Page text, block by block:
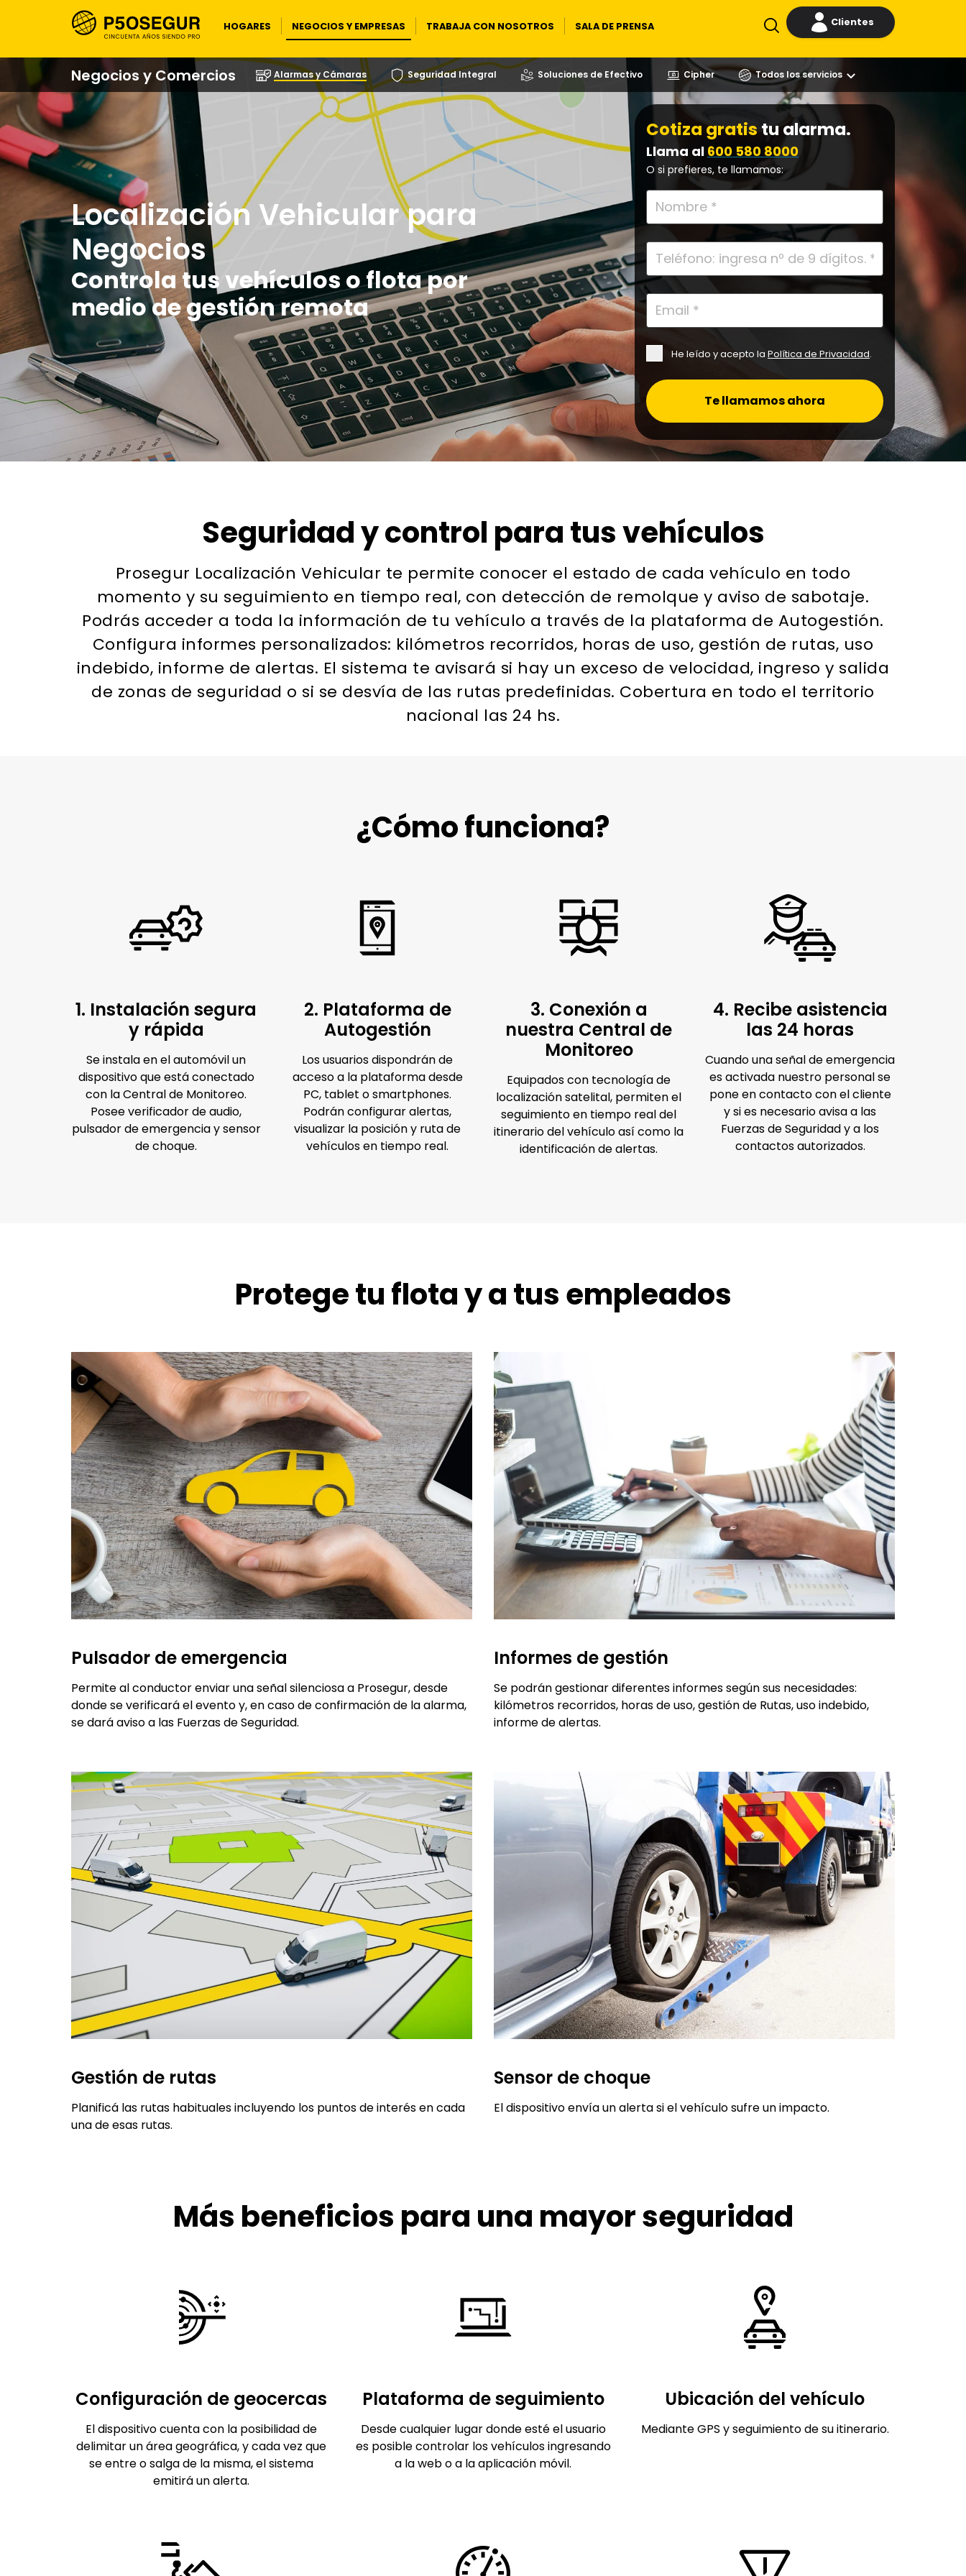
HOGARES NEGOCIOS Y EMPRESAS TRABAJA CON NOSOTROS SALA DE PRENSA Clientes
Negocios y Comercios Alarmas y Cámaras Seguridad Integral Soluciones de Efectivo Cipher Todos los servicios
Localización Vehicular para
Negocios
Controla tus vehículos o flota por
medio de gestión remota
Cotiza gratistu alarma.
Llama al 600 580 8000
O si prefieres, te llamamos:
He leído y acepto la Política de Privacidad.
Te llamamos ahora
Seguridad y control para tus vehículos
Prosegur Localización Vehicular te permite conocer el estado de cada vehículo en todo
momento y su seguimiento en tiempo real, con detección de remolque y aviso de sabotaje.
Podrás acceder a toda la información de tu vehículo a través de la plataforma de Autogestión.
Configura informes personalizados: kilómetros recorridos, horas de uso, gestión de rutas, uso
indebido, informe de alertas. El sistema te avisará si hay un exceso de velocidad, ingreso y salida
de zonas de seguridad o si se desvía de las rutas predefinidas. Cobertura en todo el territorio
nacional las 24 hs.
¿Cómo funciona?
1. Instalación segura
y rápida
Se instala en el automóvil un
dispositivo que está conectado
con la Central de Monitoreo.
Posee verificador de audio,
pulsador de emergencia y sensor
de choque.
2. Plataforma de
Autogestión
Los usuarios dispondrán de
acceso a la plataforma desde
PC, tablet o smartphones.
Podrán configurar alertas,
visualizar la posición y ruta de
vehículos en tiempo real.
3. Conexión a
nuestra Central de
Monitoreo
Equipados con tecnología de
localización satelital, permiten el
seguimiento en tiempo real del
itinerario del vehículo así como la
identificación de alertas.
4. Recibe asistencia
las 24 horas
Cuando una señal de emergencia
es activada nuestro personal se
pone en contacto con el cliente
y si es necesario avisa a las
Fuerzas de Seguridad y a los
contactos autorizados.
Protege tu flota y a tus empleados
Pulsador de emergencia
Permite al conductor enviar una señal silenciosa a Prosegur, desde
donde se verificará el evento y, en caso de confirmación de la alarma,
se dará aviso a las Fuerzas de Seguridad.
Informes de gestión
Se podrán gestionar diferentes informes según sus necesidades:
kilómetros recorridos, horas de uso, gestión de Rutas, uso indebido,
informe de alertas.
Gestión de rutas
Planificá las rutas habituales incluyendo los puntos de interés en cada
una de esas rutas.
Sensor de choque
El dispositivo envía un alerta si el vehículo sufre un impacto.
Más beneficios para una mayor seguridad
Configuración de geocercas
El dispositivo cuenta con la posibilidad de
delimitar un área geográfica, y cada vez que
se entre o salga de la misma, el sistema
emitirá un alerta.
Plataforma de seguimiento
Desde cualquier lugar donde esté el usuario
es posible controlar los vehículos ingresando
a la web o a la aplicación móvil.
Ubicación del vehículo
Mediante GPS y seguimiento de su itinerario.